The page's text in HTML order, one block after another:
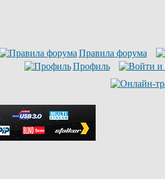
Правила форума
Профиль